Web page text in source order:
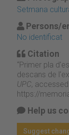
Setmana
Persons/
No identificat
Citation
“Primer pla
descans de
UPC,
https://
Help us
Suggest